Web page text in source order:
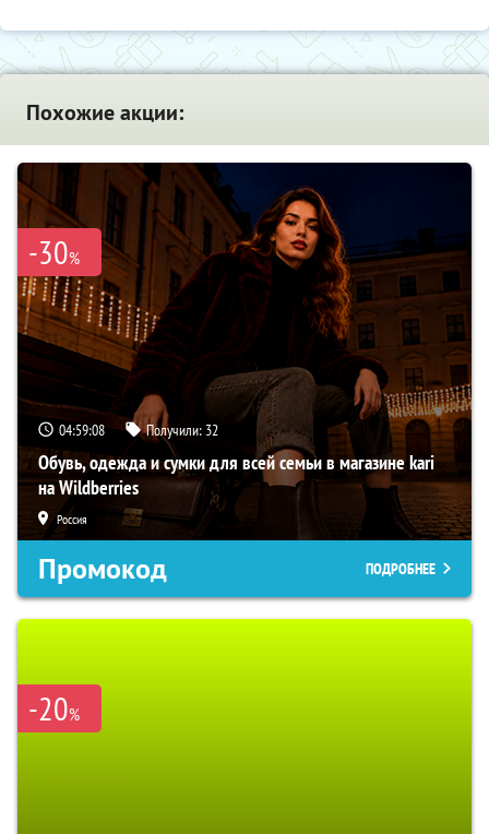
Похожие акции:
-30%
04:59:07 Получили: 32
Обувь, одежда и сумки для всей семьи в магазине kari
на Wildberries
Россия
Промокод ПОДРОБНЕЕ
-20%